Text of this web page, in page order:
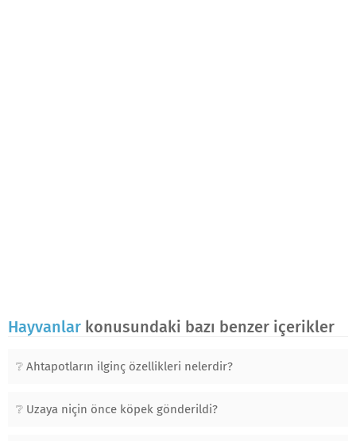
Hayvanlar konusundaki bazı benzer içerikler
Ahtapotların ilginç özellikleri nelerdir?
Uzaya niçin önce köpek gönderildi?